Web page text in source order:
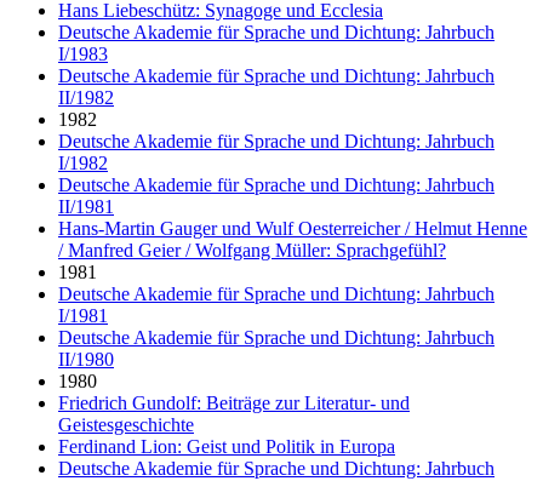
Hans Liebeschütz: Synagoge und Ecclesia
Deutsche Akademie für Sprache und Dichtung: Jahrbuch
I/1983
Deutsche Akademie für Sprache und Dichtung: Jahrbuch
II/1982
1982
Deutsche Akademie für Sprache und Dichtung: Jahrbuch
I/1982
Deutsche Akademie für Sprache und Dichtung: Jahrbuch
II/1981
Hans-Martin Gauger und Wulf Oesterreicher / Helmut Henne
/ Manfred Geier / Wolfgang Müller: Sprachgefühl?
1981
Deutsche Akademie für Sprache und Dichtung: Jahrbuch
I/1981
Deutsche Akademie für Sprache und Dichtung: Jahrbuch
II/1980
1980
Friedrich Gundolf: Beiträge zur Literatur- und
Geistesgeschichte
Ferdinand Lion: Geist und Politik in Europa
Deutsche Akademie für Sprache und Dichtung: Jahrbuch